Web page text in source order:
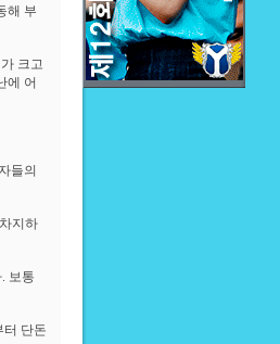
해 부
크고
에 어
들의
지하
보통
터 단돈